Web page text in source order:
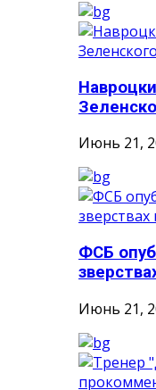
Июнь 21,
ФСБ
Июнь 21,